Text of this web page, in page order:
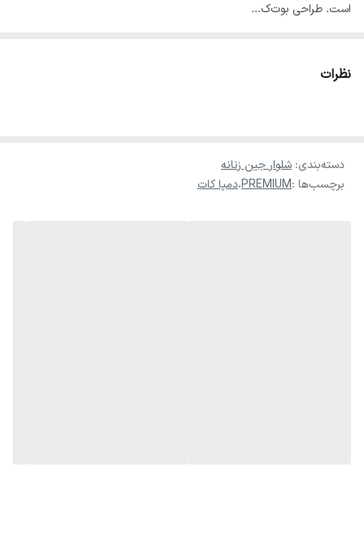
سایز44/46
است. طراحی بوت‌ک...
نظرات
دسته‌بندی: شلوار جین زنانه
برچسب‌ها :PREMIUM،دمپا کات